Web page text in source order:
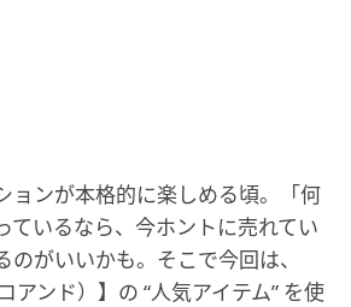
ョンが本格的に楽しめる頃。「何
ているなら、今ホントに売れてい
のがいいかも。そこで今回は、
アンド）】の “人気アイテム” を使